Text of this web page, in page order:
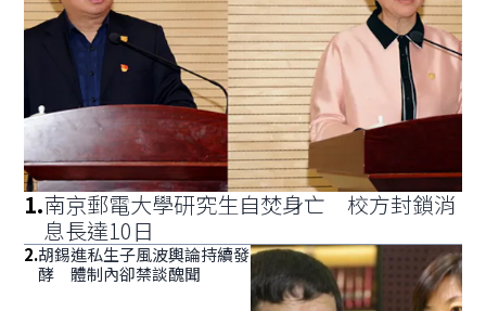
1.南京郵電大學研究生自焚身亡 校方封鎖消
息長達10日
2.胡錫進私生子風波輿論持續發
酵 體制內卻禁談醜聞